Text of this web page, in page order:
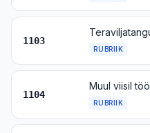
1103
RUBRIIK
1104
RUBRIIK